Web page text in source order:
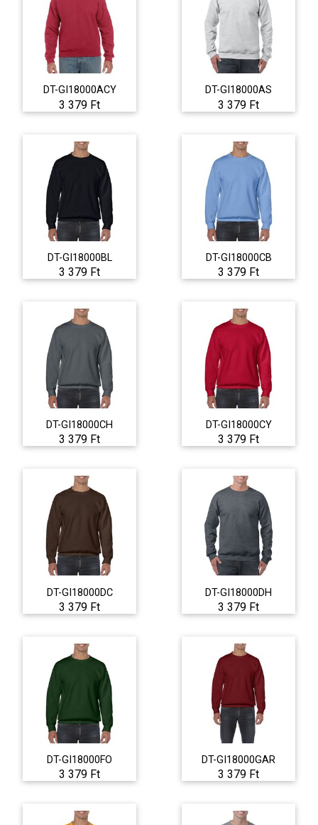
DT-GI18000ACY
3 379 Ft
DT-GI18000AS
3 379 Ft
DT-GI18000BL
3 379 Ft
DT-GI18000CB
3 379 Ft
DT-GI18000CH
3 379 Ft
DT-GI18000CY
3 379 Ft
DT-GI18000DC
3 379 Ft
DT-GI18000DH
3 379 Ft
DT-GI18000FO
3 379 Ft
DT-GI18000GAR
3 379 Ft